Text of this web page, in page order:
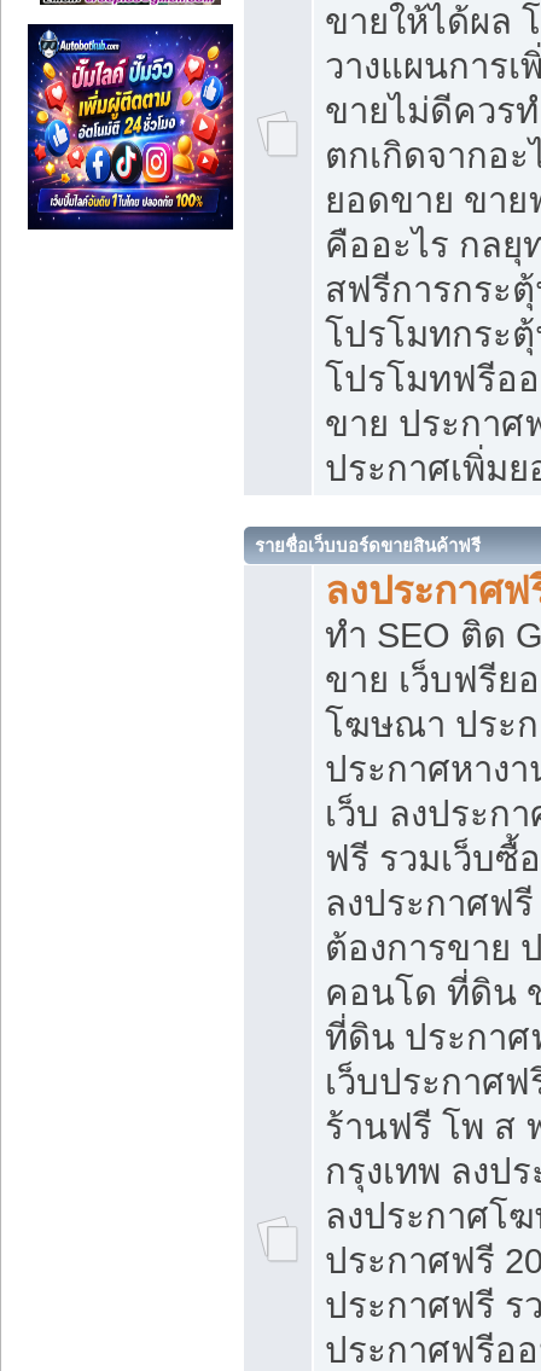
ขายให้ได้ผล
วางแผนการ
ขายไม่ดีควร
ตกเกิดจากอะ
ยอดขาย ขาย
คืออะไร กลยุ
สฟรีการกระ
โปรโมทกระ
โปรโมทฟรีอ
ขาย ประกาศ
ประกาศเพิ่ม
รายชื่อเว็บบอร์ดขายสินค้าฟรี
ลงประกาศฟ
ทำ SEO ติด
ขาย เว็บฟรีย
โฆษณา ประ
ประกาศหาง
เว็บ ลงประก
ฟรี รวมเว็บซื้
ลงประกาศฟ
ต้องการขาย
คอนโด ที่ดิน
ที่ดิน ประกา
เว็บประกาศ
ร้านฟรี โพ ส
กรุงเทพ ลงป
ลงประกาศโ
ประกาศฟรี
ประกาศฟรี ร
ประกาศฟรีอ